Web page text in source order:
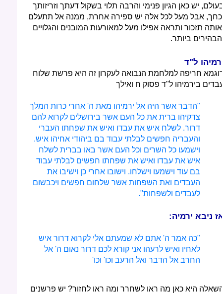
יש כאן הגיון פנימי והרבה תלוי בשקול דעתך וזריזותך
אבל מעל לכל אלה יש ספירה אחרת, ממנה אל תתעלם
תזכור ותראה אפילו מעל למאורעות המובנים והגלויים
ביותר.
ל"ד
חריפה למלחמת הנבואה לעקרון זה היא פרשת שלוח
בירמיהו ל"ד פסוק ח ואילך
"הדבר אשר היה אל ירמיהו מאת ה' אחרי כרות המלך
צדקיהו ברית את כל העם אשר בירושלים לקרוא להם
דרור. לשלח איש את עבדו ואיש את שפחתו העברי
והעבריה חפשים לבלתי עבוד בם ביהודי אחיהו איש.
וישמעו כל השרים וכל העם אשר באו בברית לשלח
איש את עבדו ואיש את שפחתו חפשים לבלתי עבוד
בם עוד וישמעו וישלחו. וישובו אחרי כן וישיבו את
העבדים ואת השפחות אשר שלחום חפשים ויכבשום
לעבדים ולשפחות".
ניבא ירמיה:
"כה אמר ה' אתם לא שמעתם אלי לקרוא דרור איש
לאחיו ואיש לרעהו אני קורא לכם דרור נאום ה' אל
החרב אל הדבר ואל הרעב וכו' וכו'
היא כאן מה ראו לשחרר ומה ראו לחזור? יש פרשנים